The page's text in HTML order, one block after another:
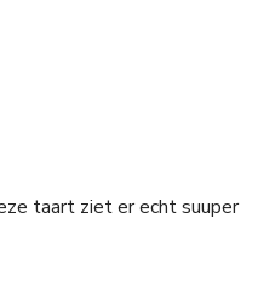
taart ziet er echt suuper